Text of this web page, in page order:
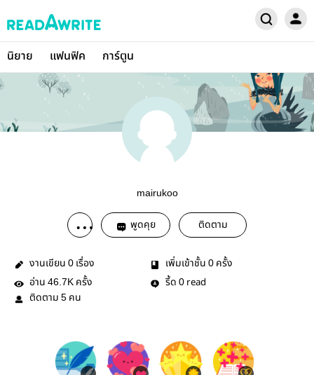
นิยาย แฟนฟิค การ์ตูน
mairukoo
พูดคุย ติดตาม
งานเขียน 0 เรื่อง เพิ่มเข้าชั้น 0 ครั้ง
อ่าน 46.7K ครั้ง รี้ด 0 read
ติดตาม 5 คน